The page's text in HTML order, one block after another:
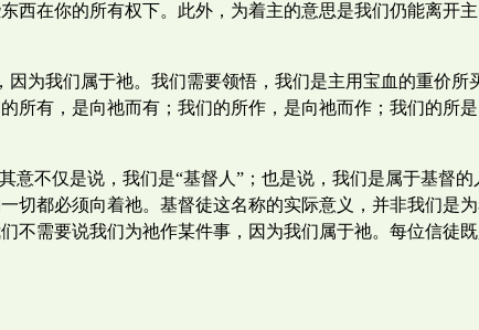
西在你的所有权下。此外，为着主的意思是我们仍能离开
为我们属于祂。我们需要领悟，我们是主用宝血的重价所
所有，是向祂而有；我们的所作，是向祂而作；我们的所
意不仅是说，我们是“基督人”；也是说，我们是属于基督
切都必须向着祂。基督徒这名称的实际意义，并非我们是
需要说我们为祂作某件事，因为我们属于祂。每位信徒既